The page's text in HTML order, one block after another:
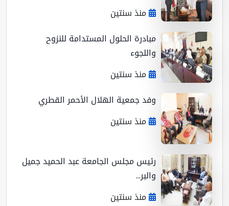
منذ سنتين
مبادرة الحلول المستدامة للنزوح
واللجوء
منذ سنتين
وفد جمعية الهلال الأحمر القطري
منذ سنتين
رئيس مجلس الجامعة عبد الحميد جميل
والبر...
منذ سنتين